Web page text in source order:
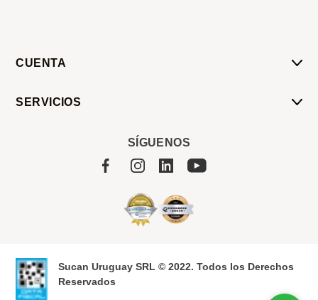
CUENTA
SERVICIOS
SÍGUENOS
Sucan Uruguay SRL © 2022. Todos los Derechos
Reservados